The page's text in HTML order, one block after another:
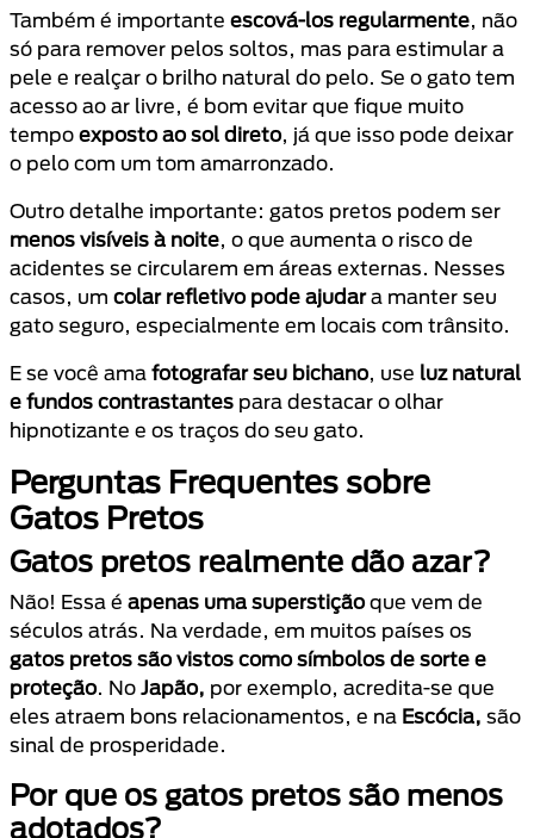
Também é importante escová-los regularmente, não
só para remover pelos soltos, mas para estimular a
pele e realçar o brilho natural do pelo. Se o gato tem
acesso ao ar livre, é bom evitar que fique muito
tempo exposto ao sol direto, já que isso pode deixar
o pelo com um tom amarronzado.
Outro detalhe importante: gatos pretos podem ser
menos visíveis à noite, o que aumenta o risco de
acidentes se circularem em áreas externas. Nesses
casos, um colar refletivo pode ajudara manter seu
gato seguro, especialmente em locais com trânsito.
E se você ama fotografar seu bichano, use luz natural
e fundos contrastantes para destacar o olhar
hipnotizante e os traços do seu gato.
Perguntas Frequentes sobre
Gatos Pretos
Gatos pretos realmente dão azar?
Não! Essa é apenas uma superstiçãoque vem de
séculos atrás. Na verdade, em muitos países os
gatos pretos são vistos como símbolos de sorte e
proteção. No Japão, por exemplo, acredita-se que
eles atraem bons relacionamentos, e na Escócia, são
sinal de prosperidade.
Por que os gatos pretos são menos
adotados?